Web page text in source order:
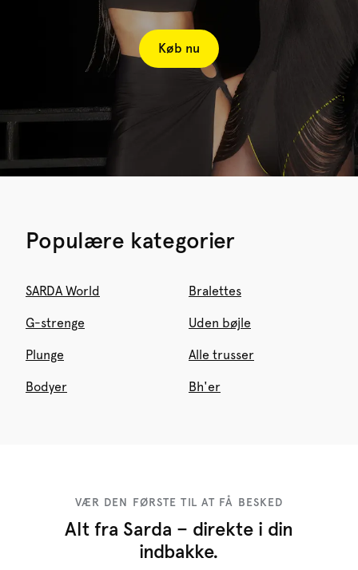
Køb nu
Populære kategorier
SARDA World Bralettes
G-strenge Uden bøjle
Plunge Alle trusser
Bodyer Bh'er
VÆR DEN FØRSTE TIL AT FÅ BESKED
Alt fra Sarda – direkte i din
indbakke.